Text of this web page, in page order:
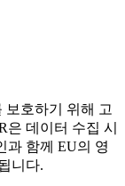
보호하기 위해 고
은 데이터 수집 시
과 함께 EU의 영
니다.